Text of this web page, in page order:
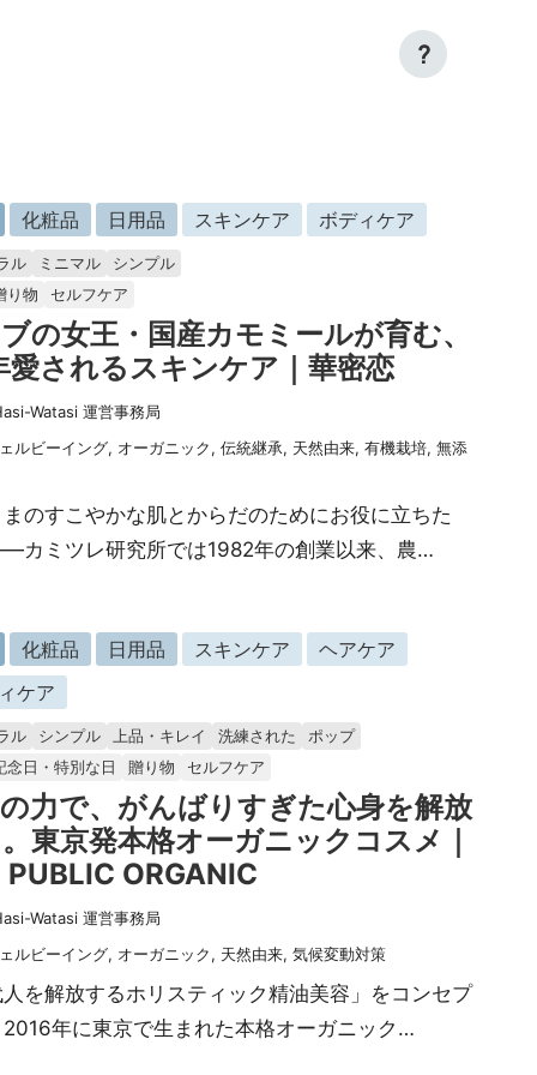
?
化粧品 日用品 スキンケア ボディケア
ル ミニマル
シンプル
り物
セルフケア
の女王・国産カモミールが育む、
されるスキンケア｜華密恋
Watasi 運営事務局
ルビーイング, オーガニック, 伝統継承, 天然由来, 有機栽培, 無添
のすこやかな肌とからだのためにお役に立ちた
カミツレ研究所では1982年の創業以来、農…
化粧品 日用品 スキンケア
ヘアケア
ケア
ル シンプル 上品・キレイ 洗練された
ポップ
念日・特別な日
贈り物 セルフケア
力で、がんばりすぎた心身を解放
東京発本格オーガニックコスメ｜
PUBLIC ORGANIC
Watasi 運営事務局
ルビーイング, オーガニック, 天然由来, 気候変動対策
を解放するホリスティック精油美容」をコンセプ
年に東京で生まれた本格オーガニック…